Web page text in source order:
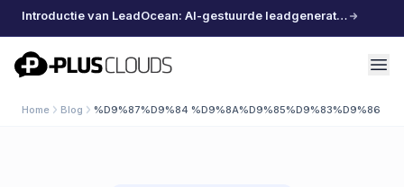
Introductie van LeadOcean: AI-gestuurde leadgeneratie, samengestelde data, moeiteloos schalen
PlusClouds
Home Blog %D9%87%D9%84 %D9%8A%D9%85%D9%83%D9%86